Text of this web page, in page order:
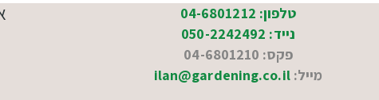
טלפון: 04-6801212
נייד: 050-2242492
פקס: 04-6801210
מייל:ilan@gardening.co.il